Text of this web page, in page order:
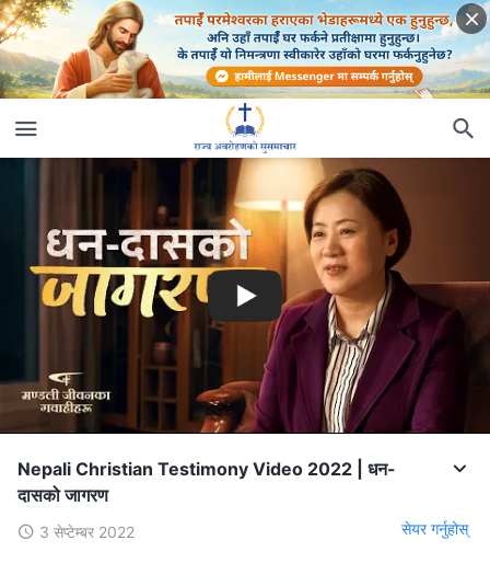
Nepali Christian Testimony Video 2022 | धन-
दासको जागरण
3 सेप्टेम्बर 2022 सेयर गर्नुहोस्